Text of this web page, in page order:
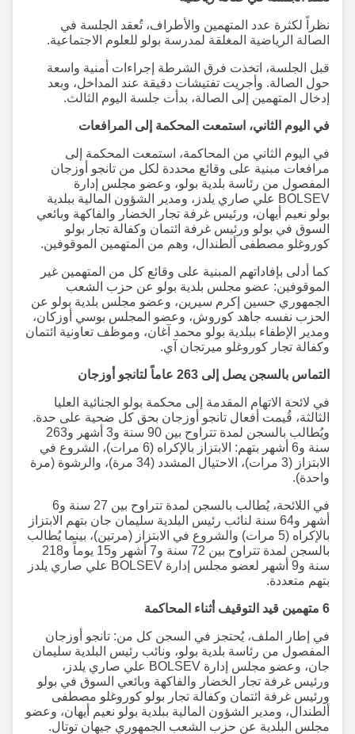
نظراً لكثرة عدد المتهمين والأطراف، تُعقد الجلسة في
الصالة الرياضية المغلقة لمدرسة بولو للعلوم الاجتماعية.
قبل الجلسة، اتخذت فرق الشرطة إجراءات أمنية واسعة
حول الصالة. وأجريت تفتيشات دقيقة عند المداخل، وبعد
إدخال المتهمين إلى الصالة، بدأت جلسة اليوم الثالث.
في اليوم الثاني، استمعت المحكمة إلى المرافعات
في اليوم الثاني من المحاكمة، استمعت المحكمة إلى
مرافعات مبنية على وقائع محددة لكل من تانجو أوزجان
المفصول من رئاسة بلدية بولو، وعضو مجلس إدارة
BOLSEV علي صاري يلدز، ومدير الشؤون المالية ببلدية
بولو نعيم أيهان، ورئيس غرفة تجار الخضار والفاكهة وبائعي
السوق في بولو ورئيس غرفة ائتمان وكفالة تجار بولو
كوروغلو مصطفى ألطندال، وهم من المتهمين الموقوفين.
كما أدلى بإفاداتهم المبنية على وقائع كل من المتهمين غير
الموقوفين: عضو مجلس بلدية بولو عن حزب الشعب
الجمهوري حسين إكرم سيرين، وعضو مجلس بلدية بولو عن
الحزب نفسه جاهد كوروش، وعضو المجلس بوسي أوزكان،
ومدير الإطفاء ببلدية بولو محمد آغان، وموظف تعاونية ائتمان
وكفالة تجار كوروغلو ميرتجان آي.
التماس بالسجن يصل إلى 263 عاماً لتانجو أوزجان
في لائحة الاتهام المقدمة إلى محكمة بولو الجنائية العليا
الثالثة، قُيمت أفعال تانجو أوزجان بحق كل ضحية على حدة.
ويُطالب بالسجن لمدة تتراوح بين 90 سنة و3 أشهر و263
سنة و6 أشهر بتهم: الابتزاز بالإكراه (6 مرات)، الشروع في
الابتزاز (3 مرات)، الاحتيال المشدد (34 مرة)، والرشوة (مرة
واحدة).
في اللائحة، يُطالب بالسجن لمدة تتراوح بين 27 سنة و6
أشهر و64 سنة لنائب رئيس البلدية سليمان جان بتهم الابتزاز
بالإكراه (5 مرات) والشروع في الابتزاز (مرتين)، بينما يُطالب
بالسجن لمدة تتراوح بين 72 سنة و7 أشهر و15 يوماً و218
سنة و9 أشهر لعضو مجلس إدارة BOLSEV علي صاري يلدز
بتهم متعددة.
في إطار الملف، يُحتجز في السجن كل من: تانجو أوزجان
المفصول من رئاسة بلدية بولو، ونائب رئيس البلدية سليمان
جان، وعضو مجلس إدارة BOLSEV علي صاري يلدز،
ورئيس غرفة تجار الخضار والفاكهة وبائعي السوق في بولو
ورئيس غرفة ائتمان وكفالة تجار بولو كوروغلو مصطفى
ألطندال، ومدير الشؤون المالية ببلدية بولو نعيم أيهان، وعضو
مجلس البلدية عن حزب الشعب الجمهوري جيهان توتال.